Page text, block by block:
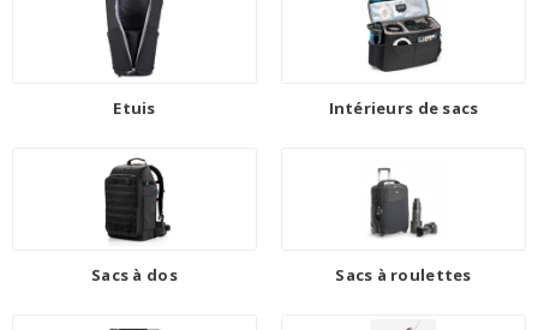
Etuis Intérieurs de sacs
Sacs à dos Sacs à roulettes